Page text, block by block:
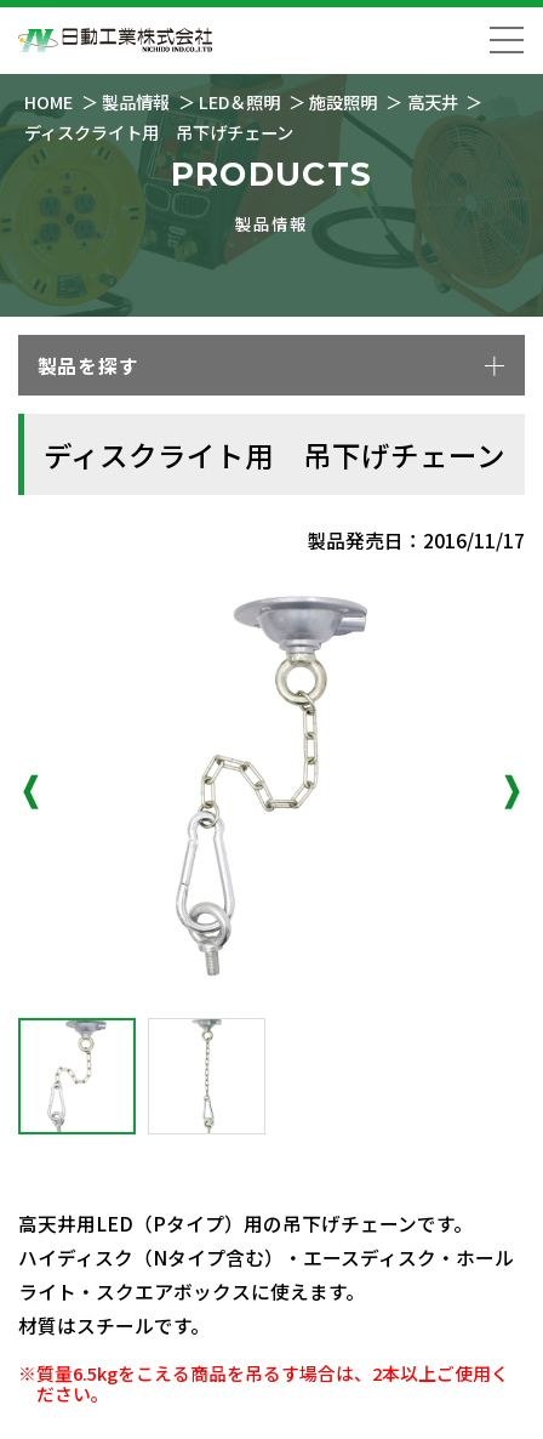
HOME 製品情報 LED＆照明 施設照明
高天井
ディスクライト用 吊下げチェーン
PRODUCTS
製品情報
製品を探す
ディスクライト用 吊下げチェーン
製品発売日：2016/11/17
高天井用LED（Pタイプ）用の吊下げチェーンです。
ハイディスク（Nタイプ含む）・エースディスク・ホール
ライト・スクエアボックスに使えます。
材質はスチールです。
※質量6.5kgをこえる商品を吊るす場合は、2本以上ご使用く
ださい。